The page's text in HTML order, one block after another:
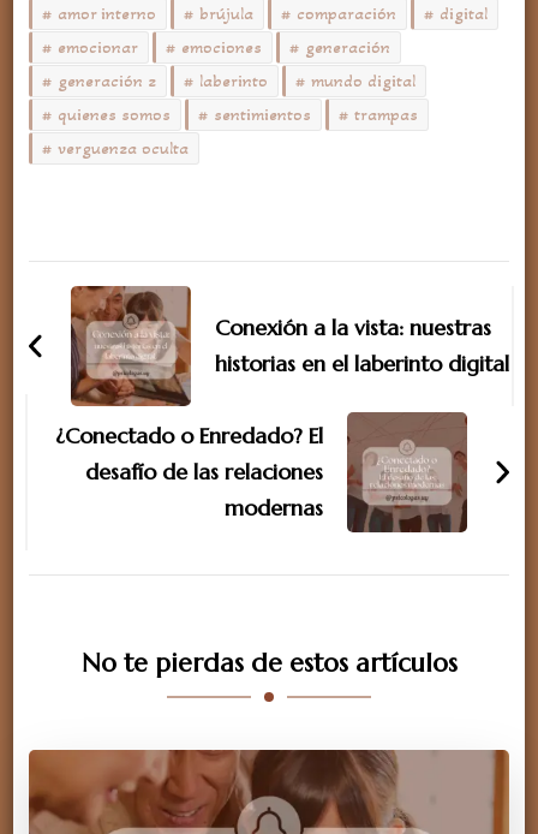
amor interno brújula comparación
digital
emocionar
emociones
generación
generación z
laberinto
mundo digital
quienes somos
sentimientos
trampas
verguenza oculta
Navegación
de
entradas
Conexión a la vista: nuestras
historias en el laberinto digital
¿Conectado o Enredado? El
desafío de las relaciones
modernas
No te pierdas de estos artículos